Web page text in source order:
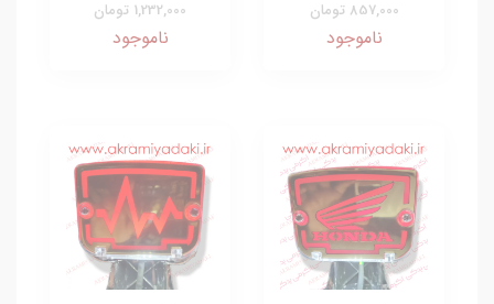
857,000 تومان
ناموجود
1,232,000 تومان
ناموجود